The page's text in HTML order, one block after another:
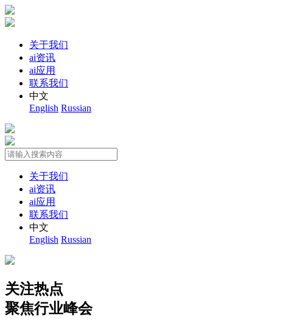
关于我们
ai资讯
ai应用
联系我们
中文
English Russian
关于我们
ai资讯
ai应用
联系我们
中文
English Russian
关注热点
聚焦行业峰会